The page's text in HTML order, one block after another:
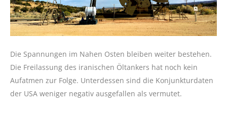
Die Spannungen im Nahen Osten bleiben weiter bestehen.
Die Freilassung des iranischen Öltankers hat noch kein
Aufatmen zur Folge. Unterdessen sind die Konjunkturdaten
der USA weniger negativ ausgefallen als vermutet.